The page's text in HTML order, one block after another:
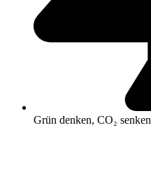
Grün denken, CO₂ senken